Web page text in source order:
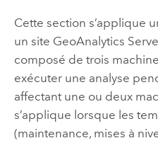
Cette section s’applique
un site GeoAnalytics
composé de trois
exécuter une analyse
affectant une ou deux
s’applique lorsque les
(maintenance, mises à